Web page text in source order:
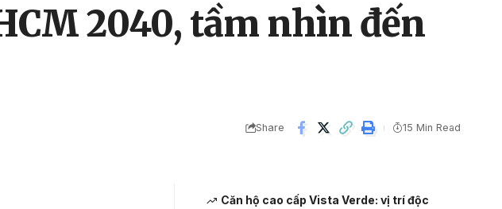
2040, tầm nhìn đến
Share 15 Min Read
Căn hộ cao cấp Vista Verde: vị trí độc